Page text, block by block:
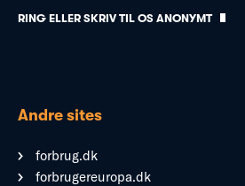
RING ELLER SKRIV TIL OS ANONYMT
Andre sites
forbrug.dk
forbrugereuropa.dk